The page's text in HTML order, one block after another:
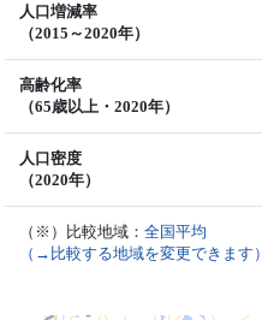
人口増減率
（2015～2020年）
高齢化率
（65歳以上・2020年）
人口密度
（2020年）
（※）比較地域：全国平均
（→比較する地域を変更できます）